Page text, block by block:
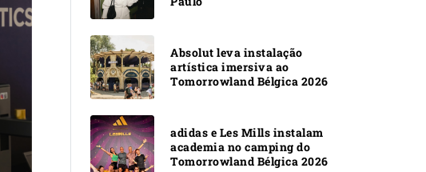
Absolut leva instalação
artística imersiva ao
Tomorrowland Bélgica 2026
adidas e Les Mills instalam
academia no camping do
Tomorrowland Bélgica 2026